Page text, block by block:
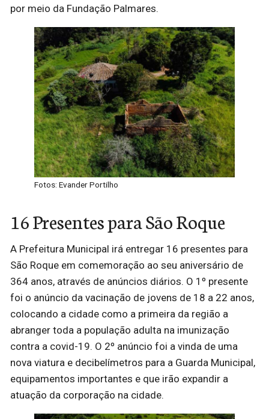
por meio da Fundação Palmares.
Fotos: Evander Portilho
16 Presentes para São Roque
A Prefeitura Municipal irá entregar 16 presentes para
São Roque em comemoração ao seu aniversário de
364 anos, através de anúncios diários. O 1º presente
foi o anúncio da vacinação de jovens de 18 a 22 anos,
colocando a cidade como a primeira da região a
abranger toda a população adulta na imunização
contra a covid-19. O 2º anúncio foi a vinda de uma
nova viatura e decibelímetros para a Guarda Municipal,
equipamentos importantes e que irão expandir a
atuação da corporação na cidade.